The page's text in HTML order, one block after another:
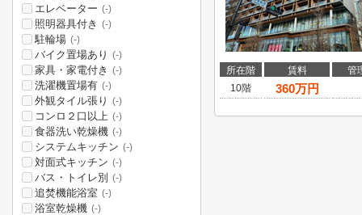
所在階 賃料
管
10階
360万円
エレベーター (-)
照明器具付き (-)
駐輪場 (-)
バイク置場あり (-)
家具・家電付き (-)
洗濯機置場有 (-)
外観タイル張り (-)
コンロ２口以上 (-)
食器洗い乾燥機 (-)
システムキッチン (-)
対面式キッチン (-)
バス・トイレ別 (-)
追焚機能浴室 (-)
浴室乾燥機 (-)